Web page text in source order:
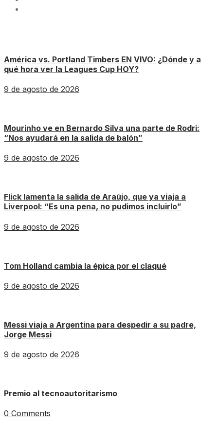
América vs. Portland Timbers EN VIVO: ¿Dónde y a
qué hora ver la Leagues Cup HOY?
9 de agosto de 2026
Mourinho ve en Bernardo Silva una parte de Rodri:
“Nos ayudará en la salida de balón”
9 de agosto de 2026
Flick lamenta la salida de Araújo, que ya viaja a
Liverpool: “Es una pena, no pudimos incluirlo”
9 de agosto de 2026
Tom Holland cambia la épica por el claqué
9 de agosto de 2026
Messi viaja a Argentina para despedir a su padre,
Jorge Messi
9 de agosto de 2026
Premio al tecnoautoritarismo
0 Comments